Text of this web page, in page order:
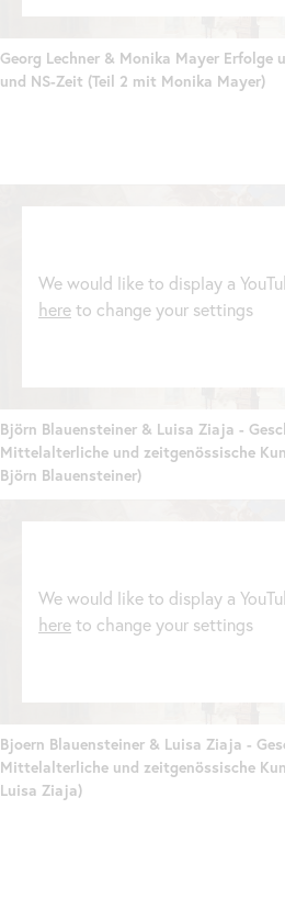
Georg Lechner & Monika Mayer Erfolge
und NS-Zeit (Teil 2 mit Monika Mayer)
We would like to display a
here to change your settings
Björn Blauensteiner & Luisa Ziaja -
Mittelalterliche und zeitgenössische
Björn Blauensteiner)
We would like to display a
here to change your settings
Bjoern Blauensteiner & Luisa Ziaja -
Mittelalterliche und zeitgenössische
Luisa Ziaja)